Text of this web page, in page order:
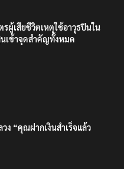
รผู้เสียชีวิตเหตุใช้อาวุธปืนใน
วง “คุณฝากเงินสำเร็จแล้ว